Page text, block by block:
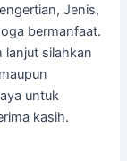
Jenis,
bermanfaat.
lanjut silahkan
untuk
kasih.